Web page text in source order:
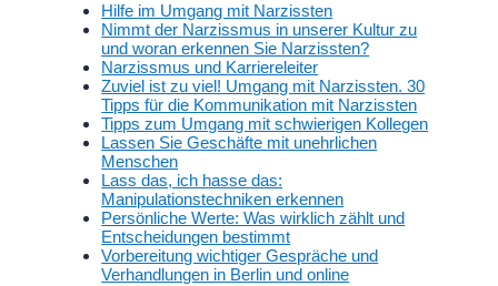
Hilfe im Umgang mit Narzissten
Nimmt der Narzissmus in unserer Kultur zu
und woran erkennen Sie Narzissten?
Narzissmus und Karriereleiter
Zuviel ist zu viel! Umgang mit Narzissten. 30
Tipps für die Kommunikation mit Narzissten
Tipps zum Umgang mit schwierigen Kollegen
Lassen Sie Geschäfte mit unehrlichen
Menschen
Lass das, ich hasse das:
Manipulationstechniken erkennen
Persönliche Werte: Was wirklich zählt und
Entscheidungen bestimmt
Vorbereitung wichtiger Gespräche und
Verhandlungen in Berlin und online